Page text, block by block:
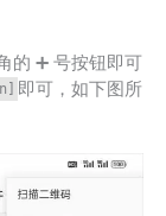
的 ➕ 号按钮即可
即可，如下图所